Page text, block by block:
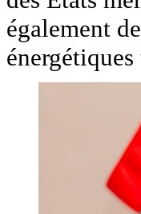
également